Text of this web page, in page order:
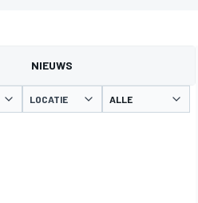
NIEUWS
LOCATIE